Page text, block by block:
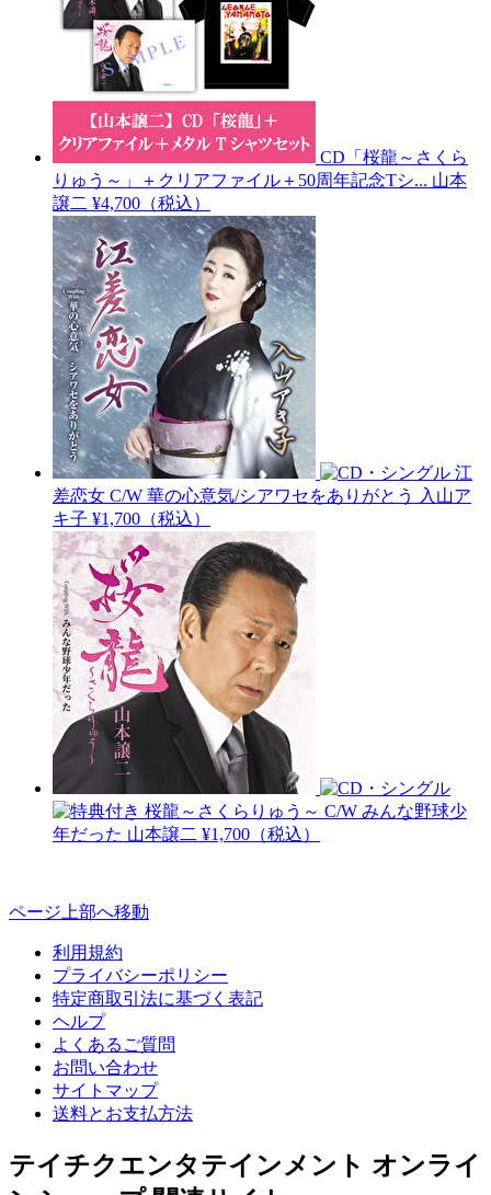
CD「桜龍～さくら
りゅう～」＋クリアファイル＋50周年記念Tシ... 山本
譲二 ¥4,700（税込）
江
差恋女 C/W 華の心意気/シアワセをありがとう
入山ア
キ子 ¥1,700（税込）
桜龍～さくらりゅう～ C/W みんな野球少
年だった 山本譲二 ¥1,700（税込）
ページ上部へ移動
利用規約
プライバシーポリシー
特定商取引法に基づく表記
ヘルプ
よくあるご質問
お問い合わせ
サイトマップ
送料とお支払方法
テイチクエンタテインメント オンライ